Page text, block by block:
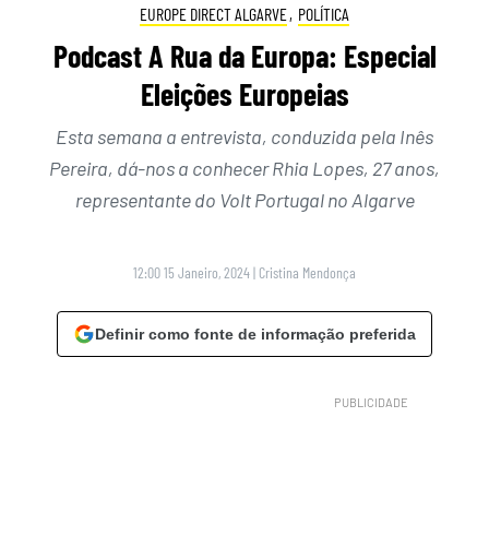
EUROPE DIRECT ALGARVE, POLÍTICA
Podcast A Rua da Europa: Especial
Eleições Europeias
Esta semana a entrevista, conduzida pela Inês
Pereira, dá-nos a conhecer Rhia Lopes, 27 anos,
representante do Volt Portugal no Algarve
12:00 15 Janeiro, 2024| Cristina Mendonça
Definir como fonte de informação preferida